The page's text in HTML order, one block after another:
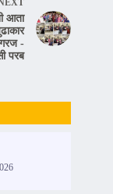
आता
-
परब